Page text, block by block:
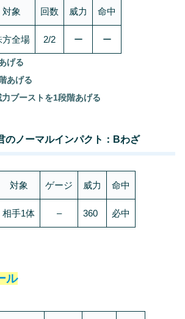
対象 回数 威力 命中
方全場 2/2 ー ー
げる
あげる
ブーストを1段階あげる
のノーマルインパクト：Bわざ
対象 ゲージ 威力 命中
相手1体 – 360 必中
ル